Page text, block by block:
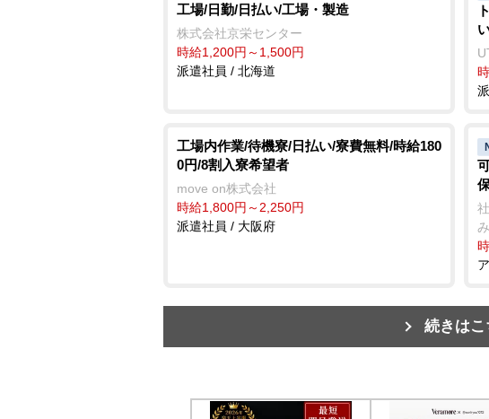
工場/日勤/日払い/工場・製造
株式会社京栄センター
時給1,200円～1,500円
派遣社員 / 北海道
工場内作業/待機寮/日払い/寮費無料/時給180
0円/8割入寮希望者
move on株式会社
時給1,800円～2,250円
派遣社員 / 大阪府
続きはこ